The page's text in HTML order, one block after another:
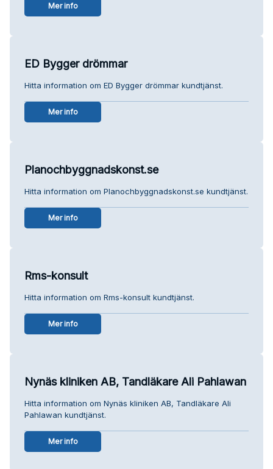
Mer info
ED Bygger drömmar
Hitta information om ED Bygger drömmar kundtjänst.
Mer info
Planochbyggnadskonst.se
Hitta information om Planochbyggnadskonst.se kundtjänst.
Mer info
Rms-konsult
Hitta information om Rms-konsult kundtjänst.
Mer info
Nynäs kliniken AB, Tandläkare Ali Pahlawan
Hitta information om Nynäs kliniken AB, Tandläkare Ali
Pahlawan kundtjänst.
Mer info